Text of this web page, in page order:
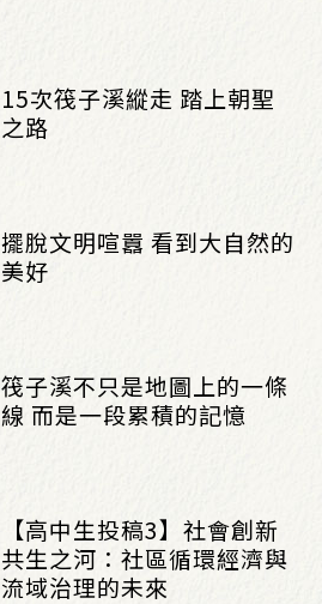
15次筏子溪縱走 踏上朝聖
之路
擺脫文明喧囂 看到大自然的
美好
筏子溪不只是地圖上的一條
線 而是一段累積的記憶
【高中生投稿3】社會創新
共生之河：社區循環經濟與
流域治理的未來